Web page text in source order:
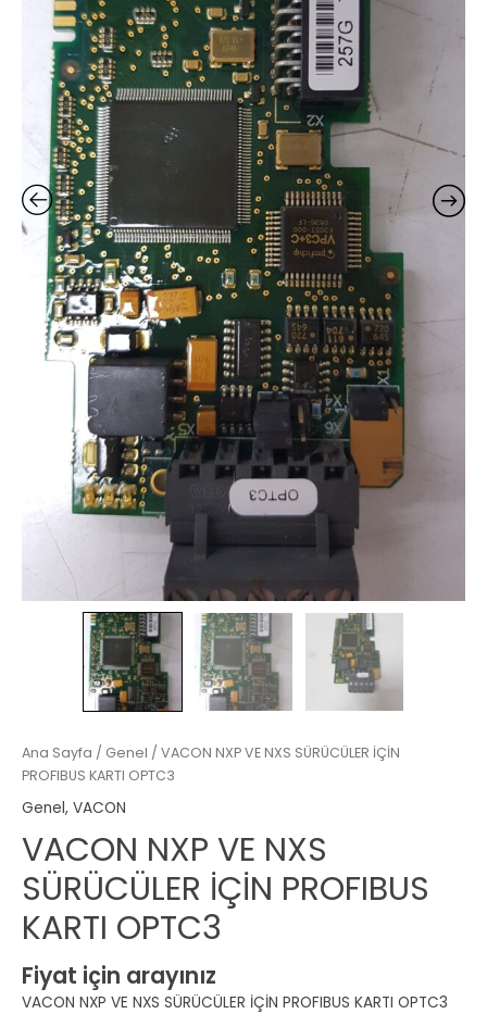
Ana Sayfa / Genel / VACON NXP VE NXS SÜRÜCÜLER İÇİN
PROFIBUS KARTI OPTC3
Genel, VACON
VACON NXP VE NXS
SÜRÜCÜLER İÇİN PROFIBUS
KARTI OPTC3
Fiyat için arayınız
VACON NXP VE NXS SÜRÜCÜLER İÇİN PROFIBUS KARTI OPTC3